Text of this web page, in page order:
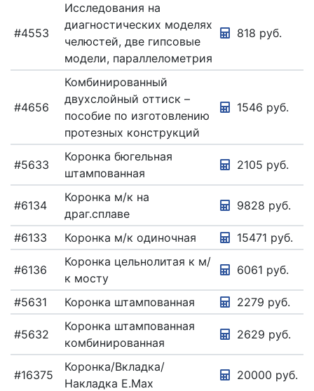
#4553
Исследования на
диагностических моделях
челюстей, две гипсовые
модели, параллелометрия
818 руб.
#4656
Комбинированный
двухслойный оттиск –
пособие по изготовлению
протезных конструкций
1546 руб.
#5633
Коронка бюгельная
штампованная
2105 руб.
#6134
Коронка м/к на
драг.сплаве
9828 руб.
#6133 Коронка м/к одиночная 15471 руб.
#6136
Коронка цельнолитая к м/
к мосту
6061 руб.
#5631 Коронка штампованная 2279 руб.
#5632
Коронка штампованная
комбинированная
2629 руб.
#16375
Коронка/Вкладка/
Накладка E.Max
20000 руб.